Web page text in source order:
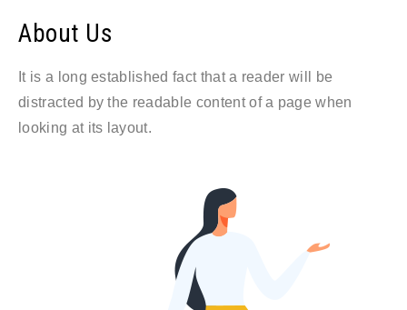
About Us
It is a long established fact that a reader will be
distracted by the readable content of a page when
looking at its layout.